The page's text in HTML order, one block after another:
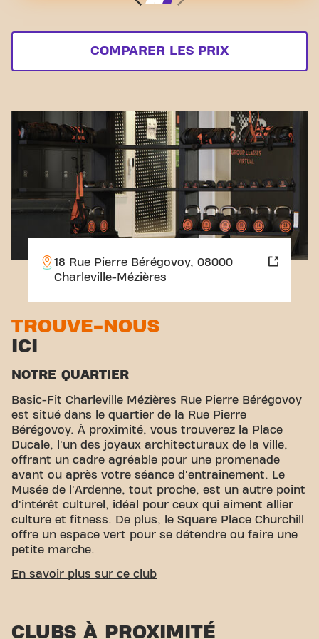
COMPARER LES PRIX
18 Rue Pierre Bérégovoy, 08000
Charleville-Mézières
TROUVE-NOUS
ICI
NOTRE QUARTIER
Basic-Fit Charleville Mézières Rue Pierre Bérégovoy
est situé dans le quartier de la Rue Pierre
Bérégovoy. À proximité, vous trouverez la Place
Ducale, l'un des joyaux architecturaux de la ville,
offrant un cadre agréable pour une promenade
avant ou après votre séance d'entraînement. Le
Musée de l'Ardenne, tout proche, est un autre point
d'intérêt culturel, idéal pour ceux qui aiment allier
culture et fitness. De plus, le Square Place Churchill
offre un espace vert pour se détendre ou faire une
petite marche.
ACCESSIBILITÉ FACILE
En savoir plus sur ce club
CLUBS À PROXIMITÉ